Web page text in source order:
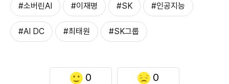
#소버린AI #이재명 #SK #인공지능
#AI DC #최태원 #SK그룹
0 0